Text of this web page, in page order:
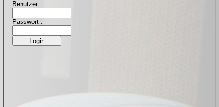
Benutzer :
Passwort :